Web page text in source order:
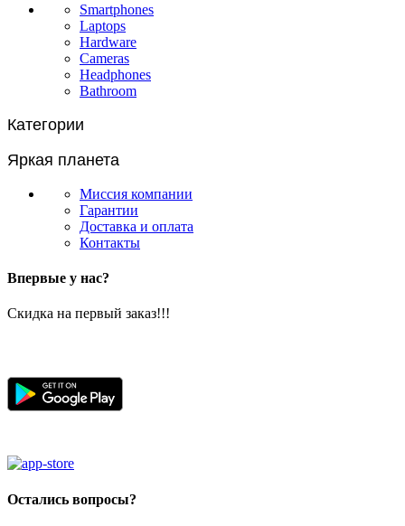
Smartphones
Laptops
Hardware
Cameras
Headphones
Bathroom
Категории
Яркая планета
Миссия компании
Гарантии
Доставка и оплата
Контакты
Впервые у нас?
Скидка на первый заказ!!!
Остались вопросы?